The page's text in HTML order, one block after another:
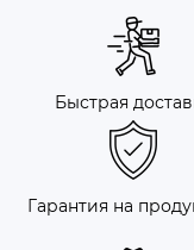
Быстрая
Гарантия на